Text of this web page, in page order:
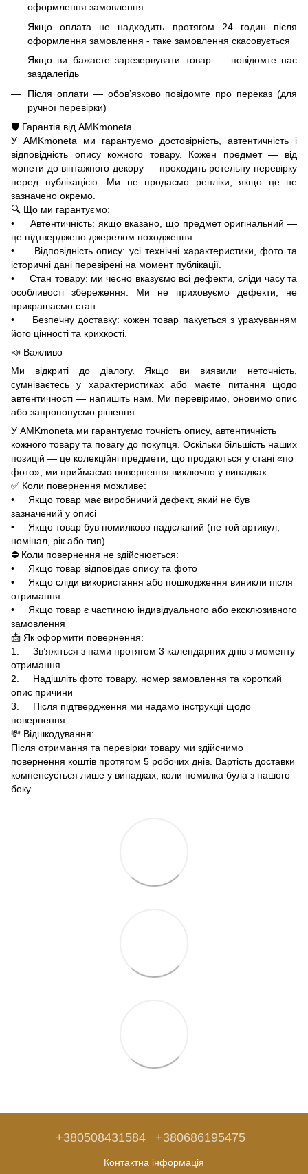
оформлення замовлення
Якщо оплата не надходить протягом 24 годин після
оформлення замовлення - таке замовлення скасовується
Якщо ви бажаєте зарезервувати товар — повідомте нас
заздалегідь
Після оплати — обов’язково повідомте про переказ (для
ручної перевірки)
🛡️ Гарантія від AMKmoneta
У AMKmoneta ми гарантуємо достовірність, автентичність і
відповідність опису кожного товару. Кожен предмет — від
монети до вінтажного декору — проходить ретельну перевірку
перед публікацією. Ми не продаємо репліки, якщо це не
зазначено окремо.
🔍 Що ми гарантуємо:
• Автентичність: якщо вказано, що предмет оригінальний —
це підтверджено джерелом походження.
• Відповідність опису: усі технічні характеристики, фото та
історичні дані перевірені на момент публікації.
• Стан товару: ми чесно вказуємо всі дефекти, сліди часу та
особливості збереження. Ми не приховуємо дефекти, не
прикрашаємо стан.
• Безпечну доставку: кожен товар пакується з урахуванням
його цінності та крихкості.
📣 Важливо
Ми відкриті до діалогу. Якщо ви виявили неточність,
сумніваєтесь у характеристиках або маєте питання щодо
автентичності — напишіть нам. Ми перевіримо, оновимо опис
або запропонуємо рішення.
У AMKmoneta ми гарантуємо точність опису, автентичність
кожного товару та повагу до покупця. Оскільки більшість наших
позицій — це колекційні предмети, що продаються у стані «по
фото», ми приймаємо повернення виключно у випадках:
✅ Коли повернення можливе:
• Якщо товар має виробничий дефект, який не був
зазначений у описі
• Якщо товар був помилково надісланий (не той артикул,
номінал, рік або тип)
⛔ Коли повернення не здійснюється:
• Якщо товар відповідає опису та фото
• Якщо сліди використання або пошкодження виникли після
отримання
• Якщо товар є частиною індивідуального або ексклюзивного
замовлення
📩 Як оформити повернення:
1. Зв’яжіться з нами протягом 3 календарних днів з моменту
отримання
2. Надішліть фото товару, номер замовлення та короткий
опис причини
3. Після підтвердження ми надамо інструкції щодо
повернення
💸 Відшкодування:
Після отримання та перевірки товару ми здійснимо
повернення коштів протягом 5 робочих днів. Вартість доставки
компенсується лише у випадках, коли помилка була з нашого
боку.
+380508431584 +380686195475
Контактна інформація